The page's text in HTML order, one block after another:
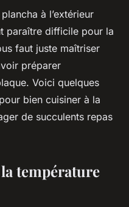
à l’extérieur
paraître difficile pour la
faut juste maîtriser
préparer
Voici quelques
bien cuisiner à la
de succulents repas
température